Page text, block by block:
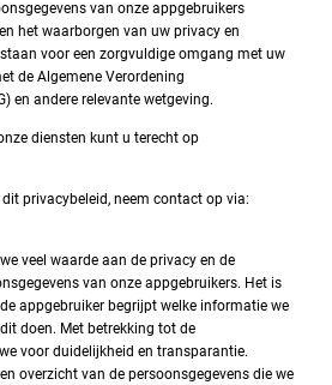
van onze appgebruikers
het waarborgen van uw privacy en
voor een zorgvuldige omgang met uw
de Algemene Verordening
en andere relevante wetgeving.
diensten kunt u terecht op
privacybeleid, neem contact op via:
veel waarde aan de privacy en de
van onze appgebruikers. Het is
appgebruiker begrijpt welke informatie we
doen. Met betrekking tot de
voor duidelijkheid en transparantie.
overzicht van de persoonsgegevens die we